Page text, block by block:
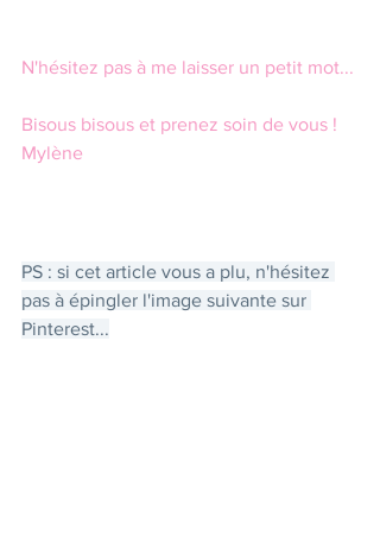
N'hésitez pas à me laisser un petit mot...
Bisous bisous et prenez soin de vous !
Mylène
PS : si cet article vous a plu, n'hésitez
pas à épingler l'image suivante sur
Pinterest...